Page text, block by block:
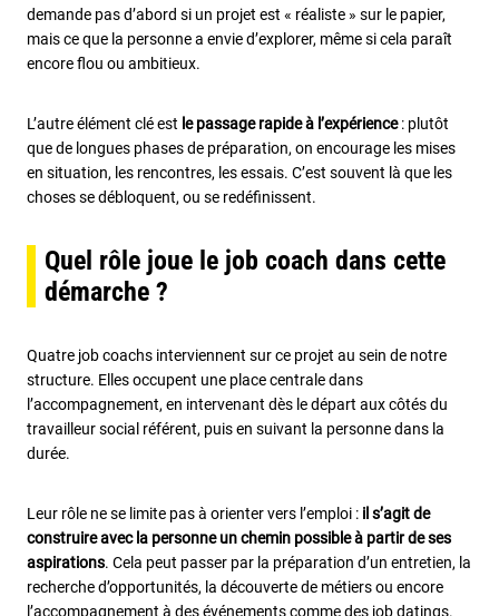
demande pas d’abord si un projet est « réaliste » sur le papier,
mais ce que la personne a envie d’explorer, même si cela paraît
encore flou ou ambitieux.
L’autre élément clé est le passage rapide à l’expérience: plutôt
que de longues phases de préparation, on encourage les mises
en situation, les rencontres, les essais. C’est souvent là que les
choses se débloquent, ou se redéfinissent.
Quel rôle joue le job coach dans cette
démarche ?
Quatre job coachs interviennent sur ce projet au sein de notre
structure. Elles occupent une place centrale dans
l’accompagnement, en intervenant dès le départ aux côtés du
travailleur social référent, puis en suivant la personne dans la
durée.
Leur rôle ne se limite pas à orienter vers l’emploi : il s’agit de
construire avec la personne un chemin possible à partir de ses
aspirations. Cela peut passer par la préparation d’un entretien, la
recherche d’opportunités, la découverte de métiers ou encore
l’accompagnement à des événements comme des job datings.